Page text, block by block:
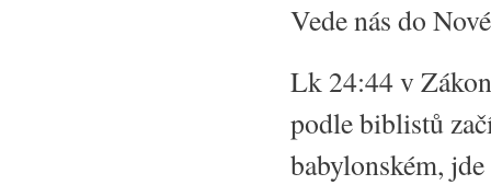
Vede nás do
Lk 24:44 v
podle biblistů
babylonském,